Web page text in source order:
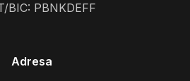
BIC: PBNKDEFF
Adresa